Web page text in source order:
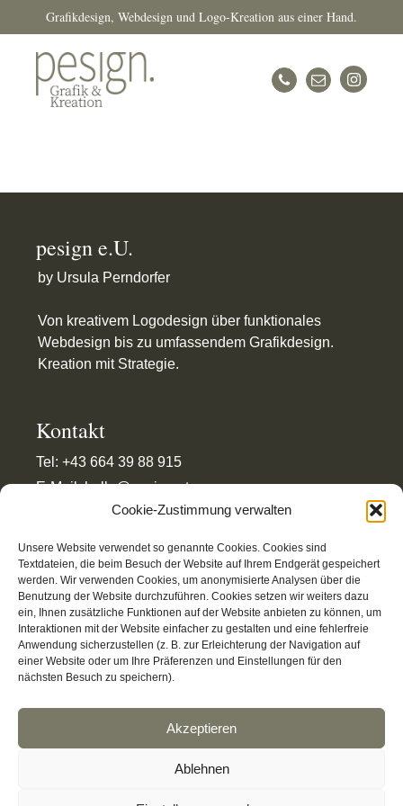
Cookie-Zustimmung verwalten
Unsere Website verwendet so genannte Cookies. Cookies sind
Textdateien, die beim Besuch der Website auf Ihrem Endgerät gespeichert
werden. Wir verwenden Cookies, um anonymisierte Analysen über die
Benutzung der Website durchzuführen. Cookies setzen wir weiters dazu
ein, Ihnen zusätzliche Funktionen auf der Website anbieten zu können, um
Interaktionen mit der Website einfacher zu gestalten und eine fehlerfreie
Anwendung sicherzustellen (z. B. zur Erleichterung der Navigation auf
einer Website oder um Ihre Präferenzen und Einstellungen für den
nächsten Besuch zu speichern).
Akzeptieren
Ablehnen
Grafikdesign, Webdesign und Logo-Kreation aus einer Hand.
pesign e.U.
by Ursula Perndorfer
Von kreativem Logodesign über funktionales
Webdesign bis zu umfassendem Grafikdesign.
Kreation mit Strategie.
Kontakt
Tel: +43 664 39 88 915
E-Mail: hello@pesign.at
Impressum
Datenschutz
Barrierefreiheitserklärung
Cookie-Präferenzen